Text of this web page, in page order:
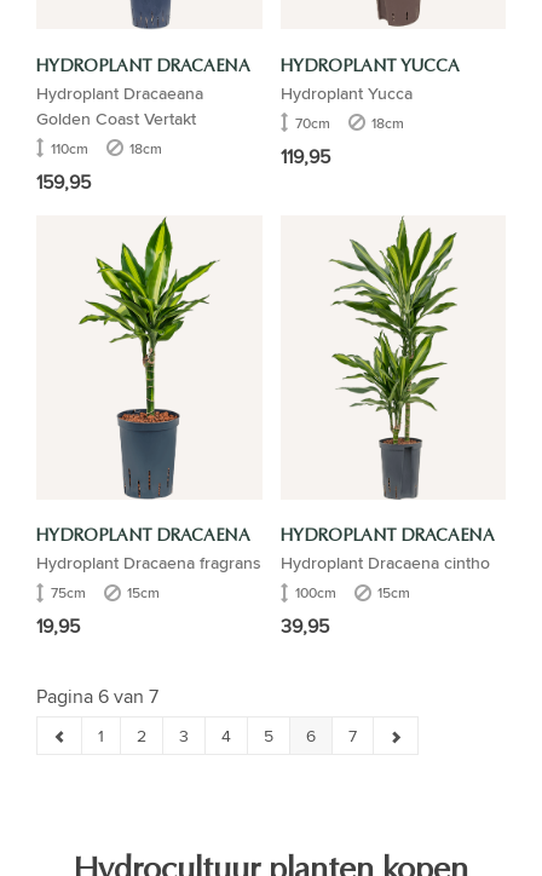
HYDROPLANT DRACAENA
Hydroplant Dracaeana
Golden Coast Vertakt
110cm 18cm
159,95
HYDROPLANT YUCCA
Hydroplant Yucca
70cm 18cm
119,95
HYDROPLANT DRACAENA
Hydroplant Dracaena fragrans
75cm 15cm
19,95
HYDROPLANT DRACAENA
Hydroplant Dracaena cintho
100cm 15cm
39,95
Pagina 6 van 7
1 2 3 4 5 6 7